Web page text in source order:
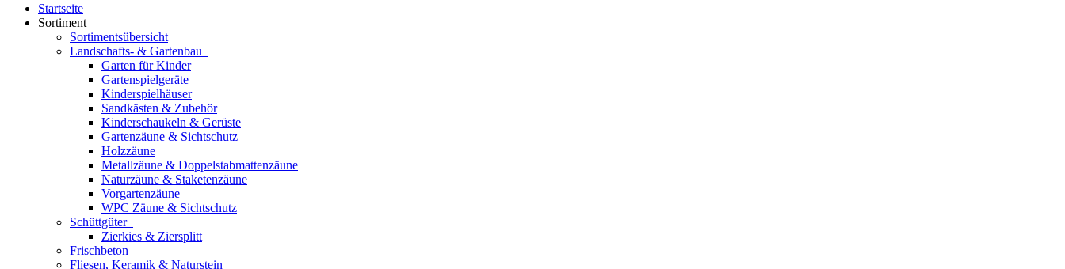
Startseite
Sortiment
Sortimentsübersicht
Landschafts- & Gartenbau
Garten für Kinder
Gartenspielgeräte
Kinderspielhäuser
Sandkästen & Zubehör
Kinderschaukeln & Gerüste
Gartenzäune & Sichtschutz
Holzzäune
Metallzäune & Doppelstabmattenzäune
Naturzäune & Staketenzäune
Vorgartenzäune
WPC Zäune & Sichtschutz
Schüttgüter
Zierkies & Ziersplitt
Frischbeton
Fliesen, Keramik & Naturstein